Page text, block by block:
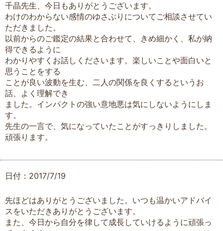
千晶先生、今日もありがとうございます。
わけのわからない感情のゆさぶりについてご相談させてい
ただきました。
以前からのご鑑定の結果と合わせて、きめ細かく、私が納
得できるように
わかりやすくお話しくださいます。楽しいことや面白いと
思うことをする
ことが良い波動を生む、二人の関係を良くするというお
話、よく理解でき
ました。インパクトの強い意地悪は気にしないようにしま
す。
先生の一言で、気になっていたことがすっきりしました。
頑張ります。
日付：2017/7/19
先ほどはありがとうございました。いつも温かいアドバイ
スをいただきありがとうございます。
また、今日から自分を律して成長していけるように頑張っ